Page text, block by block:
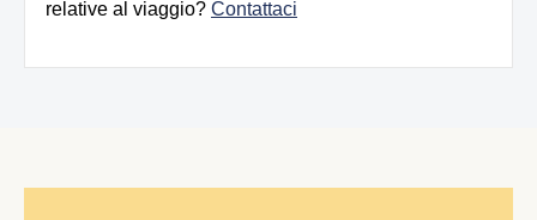
relative al viaggio? Contattaci